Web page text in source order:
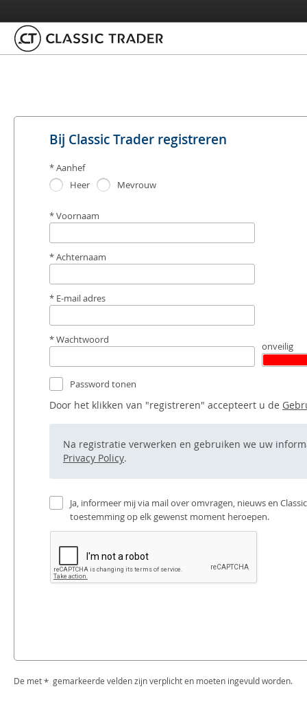
Bij Classic Trader registreren
Aanhef
Heer
Mevrouw
Voornaam
Achternaam
E-mail adres
Wachtwoord
onveilig
Password tonen
Door het klikken van "registreren" accepteert u de
Na registratie verwerken en gebruiken we uw
Privacy Policy.
Ja, informeer mij via mail over omvragen, nieuws en
toestemming op elk gewenst moment heroepen.
De met gemarkeerde velden zijn verplicht en moeten ingevuld worden.